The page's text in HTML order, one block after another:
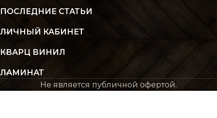
ПОСЛЕДНИЕ СТАТЬИ
ЛИЧНЫЙ КАБИНЕТ
КВАРЦ ВИНИЛ
ЛАМИНАТ
Не является публичной офертой.